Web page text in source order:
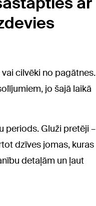
cilvēki no pagātnes.
jo šajā laikā
periods. Gluži pretēji –
dzīves jomas, kuras
detaļām un ļaut